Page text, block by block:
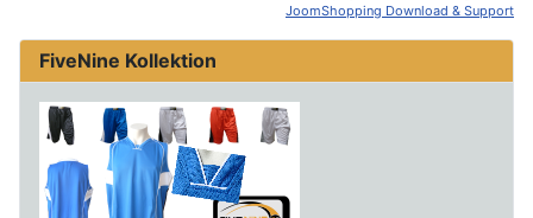
JoomShopping Download & Support
FiveNine Kollektion